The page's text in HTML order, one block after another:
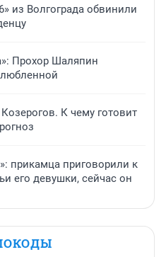
из Волгограда обвинили
Прохор Шаляпин
К чему готовит
прикамца приговорили к
его девушки, сейчас он